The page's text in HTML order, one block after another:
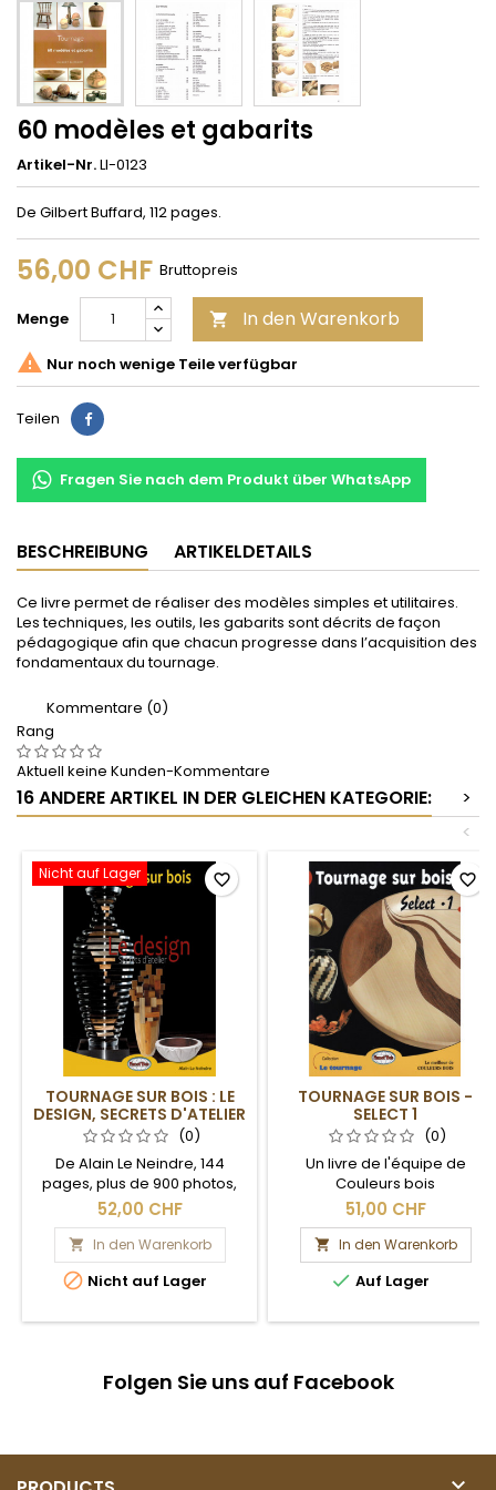
60 modèles et gabarits
Artikel-Nr.LI-0123
De Gilbert Buffard, 112 pages.
56,00 CHF Bruttopreis
Menge  In den Warenkorb
 Nur noch wenige Teile verfügbar
Teilen Teilen
Fragen Sie nach dem Produkt über WhatsApp
BESCHREIBUNG ARTIKELDETAILS
Ce livre permet de réaliser des modèles simples et utilitaires.
Les techniques, les outils, les gabarits sont décrits de façon
pédagogique afin que chacun progresse dans l’acquisition des
fondamentaux du tournage.
Kommentare (0)
Rang
Aktuell keine Kunden-Kommentare
16 ANDERE ARTIKEL IN DER GLEICHEN KATEGORIE:
>
<
Nicht auf Lager
TOURNAGE SUR BOIS : LE
DESIGN, SECRETS D'ATELIER
(0)
De Alain Le Neindre, 144
pages, plus de 900 photos,
format 210 x 297, Broché
52,00 CHF
 In den Warenkorb
 Nicht auf Lager
favorite_border
TOURNAGE SUR BOIS -
SELECT 1
(0)
Un livre de l'équipe de
Couleurs bois
51,00 CHF
 In den Warenkorb
 Auf Lager
favorite_border
Folgen Sie uns auf Facebook